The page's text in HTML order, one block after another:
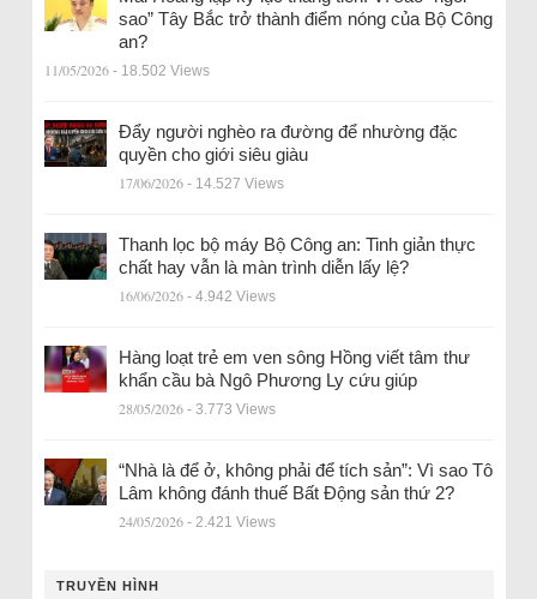
sao” Tây Bắc trở thành điểm nóng của Bộ Công
an?
11/05/2026 - 18.502 Views
Đẩy người nghèo ra đường để nhường đặc
quyền cho giới siêu giàu
17/06/2026 - 14.527 Views
Thanh lọc bộ máy Bộ Công an: Tinh giản thực
chất hay vẫn là màn trình diễn lấy lệ?
16/06/2026 - 4.942 Views
Hàng loạt trẻ em ven sông Hồng viết tâm thư
khẩn cầu bà Ngô Phương Ly cứu giúp
28/05/2026 - 3.773 Views
“Nhà là để ở, không phải để tích sản”: Vì sao Tô
Lâm không đánh thuế Bất Động sản thứ 2?
24/05/2026 - 2.421 Views
TRUYỀN HÌNH